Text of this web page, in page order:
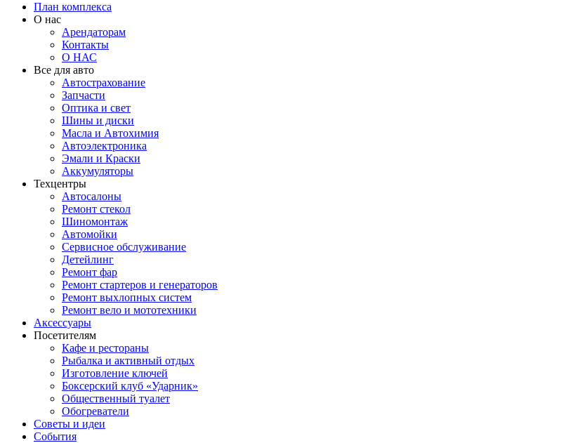
План комплекса
О нас
Арендаторам
Контакты
О НАС
Все для авто
Автострахование
Запчасти
Оптика и свет
Шины и диски
Масла и Автохимия
Автоэлектроника
Эмали и Краски
Аккумуляторы
Техцентры
Автосалоны
Ремонт стекол
Шиномонтаж
Автомойки
Сервисное обслуживание
Детейлинг
Ремонт фар
Ремонт стартеров и генераторов
Ремонт выхлопных систем
Ремонт вело и мототехники
Аксессуары
Посетителям
Кафе и рестораны
Рыбалка и активный отдых
Изготовление ключей
Боксерский клуб «Ударник»
Общественный туалет
Обогреватели
Советы и идеи
События